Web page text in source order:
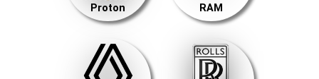
Proton RAM